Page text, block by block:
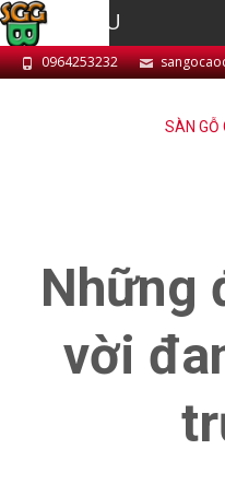
0964253232
SÀN
Những
vời
MENU